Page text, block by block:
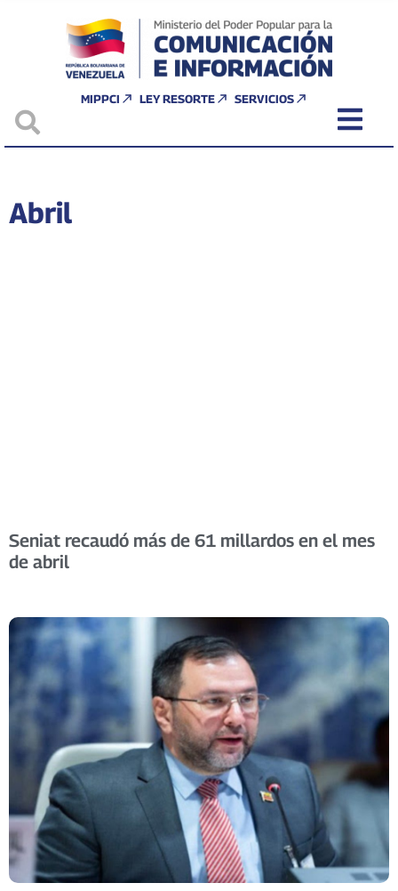
MIPPCI LEY RESORTE SERVICIOS
Abril
Seniat recaudó más de 61 millardos en el mes
de abril